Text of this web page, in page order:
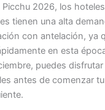
2026, los
tienen una alta
con antelación, ya
en esta
puedes disfrutar
antes de comenzar